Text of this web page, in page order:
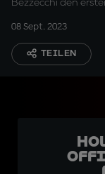
Bezzecchi den
08 Sept. 2023
TEILEN